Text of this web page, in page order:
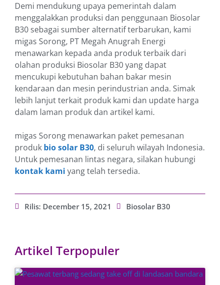
Demi mendukung upaya pemerintah dalam
menggalakkan produksi dan penggunaan Biosolar
B30 sebagai sumber alternatif terbarukan, kami
migas Sorong, PT Megah Anugrah Energi
menawarkan kepada anda produk terbaik dari
olahan produksi Biosolar B30 yang dapat
mencukupi kebutuhan bahan bakar mesin
kendaraan dan mesin perindustrian anda. Simak
lebih lanjut terkait produk kami dan update harga
dalam laman produk dan artikel kami.
migas Sorong menawarkan paket pemesanan
produk bio solar B30, di seluruh wilayah Indonesia.
Untuk pemesanan lintas negara, silakan hubungi
kontak kami yang telah tersedia.
Rilis: December 15, 2021 Biosolar B30
Artikel Terpopuler